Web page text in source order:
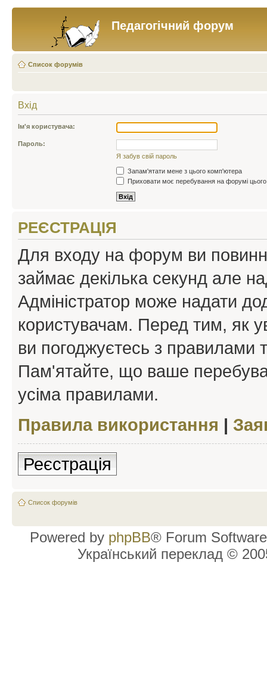
Педагогічний форум
Список форумів
Вхід
Ім'я користувача:
Пароль:
Я забув свій пароль
Запам'ятати мене з цього комп'ютера
Приховати моє перебування на форумі
РЕЄСТРАЦІЯ
Для входу на форум ви
займає декілька секунд але
Адміністратор може надати
користувачам. Перед тим, як
ви погоджуєтесь з правилами
Пам'ятайте, що ваше
усіма правилами.
Правила використання |
Реєстрація
Список форумів
Powered by phpBB® Forum
Український переклад ©